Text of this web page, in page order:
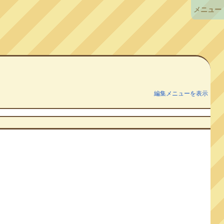
編集メニューを表示
メニュー